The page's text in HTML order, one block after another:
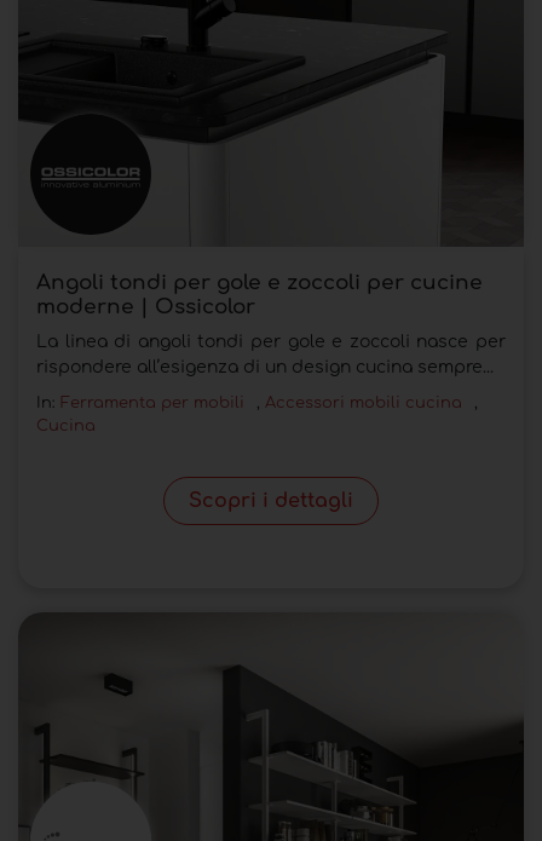
Angoli tondi per gole e zoccoli per cucine
moderne | Ossicolor
La linea di angoli tondi per gole e zoccoli nasce per
rispondere all’esigenza di un design cucina sempre...
In: Ferramenta per mobili , Accessori mobili cucina
,
Cucina
Scopri i dettagli